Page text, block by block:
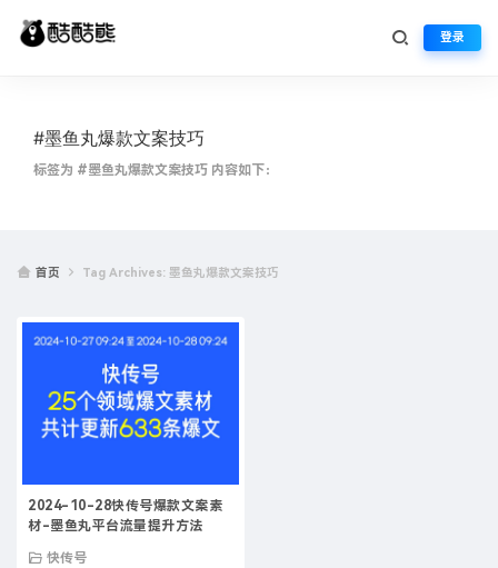
登录
#墨鱼丸爆款文案技巧
标签为 #墨鱼丸爆款文案技巧 内容如下：
首页 Tag Archives: 墨鱼丸爆款文案技巧
2024-10-28快传号爆款文案素
材-墨鱼丸平台流量提升方法
快传号